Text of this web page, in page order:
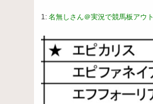
1: 名無しさん＠実況で競馬板アウト